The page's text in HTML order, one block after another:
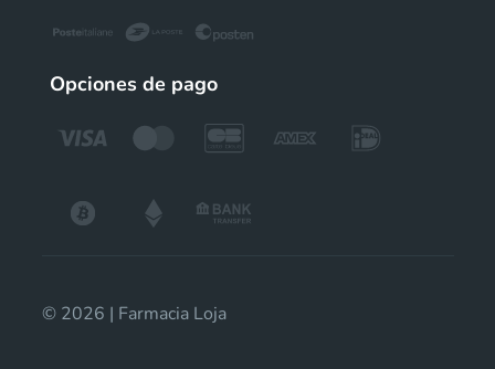
Opciones de pago
© 2026 | Farmacia Loja